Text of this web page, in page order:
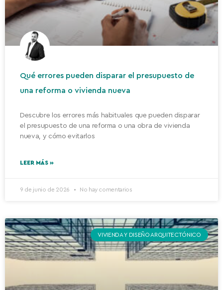
Qué errores pueden disparar el presupuesto de
una reforma o vivienda nueva
Descubre los errores más habituales que pueden disparar
el presupuesto de una reforma o una obra de vivienda
nueva, y cómo evitarlos
LEER MÁS »
9 de junio de 2026 No hay comentarios
VIVIENDA Y DISEÑO ARQUITECTÓNICO